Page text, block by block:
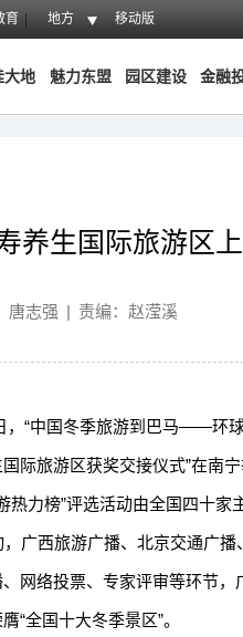
育 地方 移动版
大地 魅力东盟 园区建设 金融
养生国际旅游区
唐志强 | 责编：赵滢溪
“中国冬季旅游到巴马——环
际旅游区获奖交接仪式”在南宁
榜”评选活动由全国四十家
广西旅游广播、北京交通广播
网络投票、专家评审等环节，
“全国十大冬季景区”。